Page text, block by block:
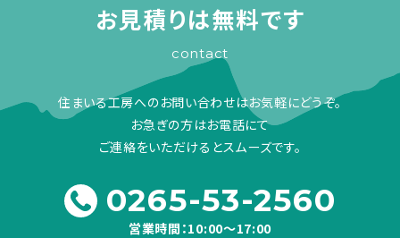
お見積りは無料です
contact
住まいる工房へのお問い合わせはお気軽にどうぞ。
お急ぎの方はお電話にて
ご連絡をいただけるとスムーズです。
0265-53-2560
営業時間：10:00～17:00